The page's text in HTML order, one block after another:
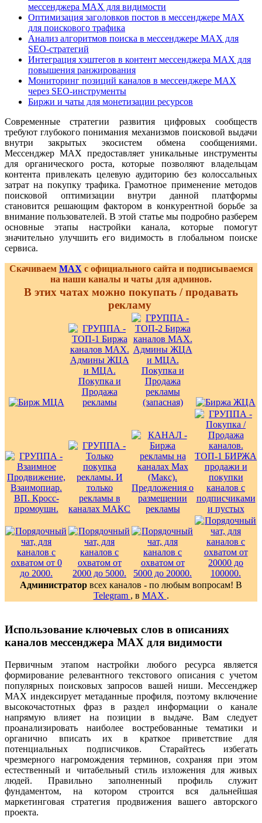
мессенджера MAX для видимости
Оптимизация заголовков постов в мессенджере MAX
для поискового трафика
Анализ алгоритмов поиска в мессенджере MAX для
SEO-стратегий
Интеграция хэштегов в контент мессенджера MAX для
повышения ранжирования
Мониторинг позиций каналов в мессенджере MAX
через SEO-инструменты
Биржи и чаты для монетизации ресурсов
Современные стратегии развития цифровых сообществ
требуют глубокого понимания механизмов поисковой выдачи
внутри закрытых экосистем обмена сообщениями.
Мессенджер MAX предоставляет уникальные инструменты
для органического роста, которые позволяют владельцам
контента привлекать целевую аудиторию без колоссальных
затрат на покупку трафика. Грамотное применение методов
поисковой оптимизации внутри данной платформы
становится решающим фактором в конкурентной борьбе за
внимание пользователей. В этой статье мы подробно разберем
основные этапы настройки канала, которые помогут
значительно улучшить его видимость в глобальном поиске
сервиса.
Скачиваем MAX с официального сайта и подписываемся
на наши каналы и чаты для админов.
В этих чатах можно покупать / продавать
рекламу
Администратор всех каналов - по любым вопросам! В
Telegram , в MAX .
Использование ключевых слов в описаниях
каналов мессенджера MAX для видимости
Первичным этапом настройки любого ресурса является
формирование релевантного текстового описания с учетом
популярных поисковых запросов вашей ниши. Мессенджер
MAX индексирует метаданные профиля, поэтому включение
высокочастотных фраз в раздел информации о канале
напрямую влияет на позиции в выдаче. Вам следует
проанализировать наиболее востребованные тематики и
органично вписать их в краткое приветствие для
потенциальных подписчиков. Старайтесь избегать
чрезмерного нагромождения терминов, сохраняя при этом
естественный и читабельный стиль изложения для живых
людей. Правильно заполненный профиль служит
фундаментом, на котором строится вся дальнейшая
маркетинговая стратегия продвижения вашего авторского
проекта.